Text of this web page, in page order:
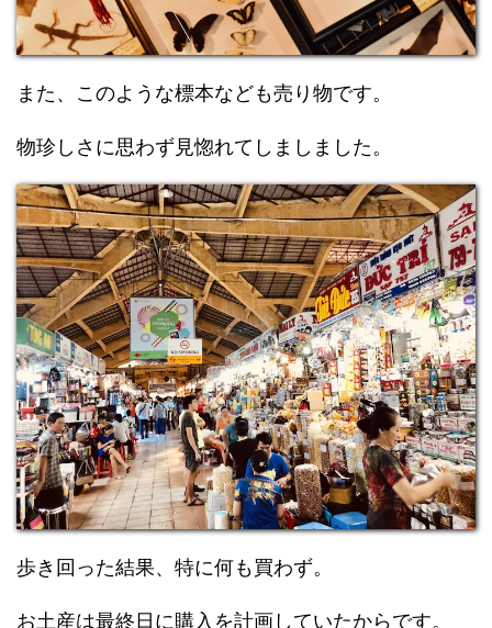
また、このような標本なども売り物です。
物珍しさに思わず見惚れてしましました。
歩き回った結果、特に何も買わず。
お土産は最終日に購入を計画していたからです。